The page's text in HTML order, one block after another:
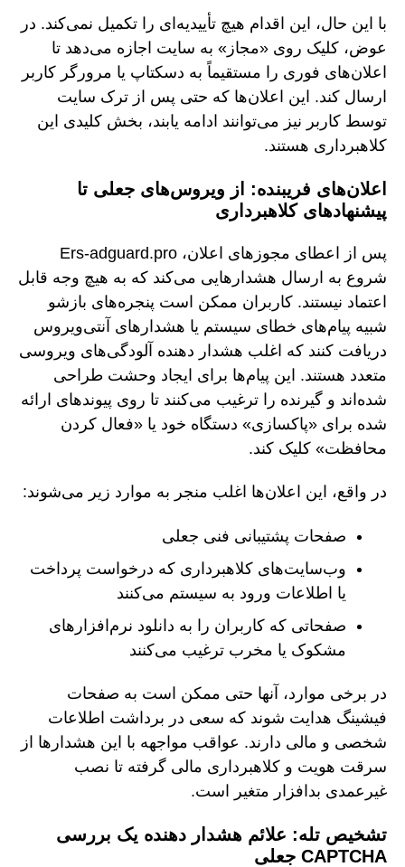
با این حال، این اقدام هیچ تأییدیه‌ای را تکمیل نمی‌کند. در
عوض، کلیک روی «مجاز» به سایت اجازه می‌دهد تا
اعلان‌های فوری را مستقیماً به دسکتاپ یا مرورگر کاربر
ارسال کند. این اعلان‌ها که حتی پس از ترک سایت
توسط کاربر نیز می‌توانند ادامه یابند، بخش کلیدی این
کلاهبرداری هستند.
اعلان‌های فریبنده: از ویروس‌های جعلی تا
پیشنهادهای کلاهبرداری
پس از اعطای مجوزهای اعلان، Ers-adguard.pro
شروع به ارسال هشدارهایی می‌کند که به هیچ وجه قابل
اعتماد نیستند. کاربران ممکن است پنجره‌های بازشو
شبیه پیام‌های خطای سیستم یا هشدارهای آنتی‌ویروس
دریافت کنند که اغلب هشدار دهنده آلودگی‌های ویروسی
متعدد هستند. این پیام‌ها برای ایجاد وحشت طراحی
شده‌اند و گیرنده را ترغیب می‌کنند تا روی پیوندهای ارائه
شده برای «پاکسازی» دستگاه خود یا «فعال کردن
محافظت» کلیک کند.
در واقع، این اعلان‌ها اغلب منجر به موارد زیر می‌شوند:
صفحات پشتیبانی فنی جعلی
وب‌سایت‌های کلاهبرداری که درخواست پرداخت
یا اطلاعات ورود به سیستم می‌کنند
صفحاتی که کاربران را به دانلود نرم‌افزارهای
مشکوک یا مخرب ترغیب می‌کنند
در برخی موارد، آنها حتی ممکن است به صفحات
فیشینگ هدایت شوند که سعی در برداشت اطلاعات
شخصی و مالی دارند. عواقب مواجهه با این هشدارها از
سرقت هویت و کلاهبرداری مالی گرفته تا نصب
غیرعمدی بدافزار متغیر است.
تشخیص تله: علائم هشدار دهنده یک بررسی
CAPTCHA جعلی